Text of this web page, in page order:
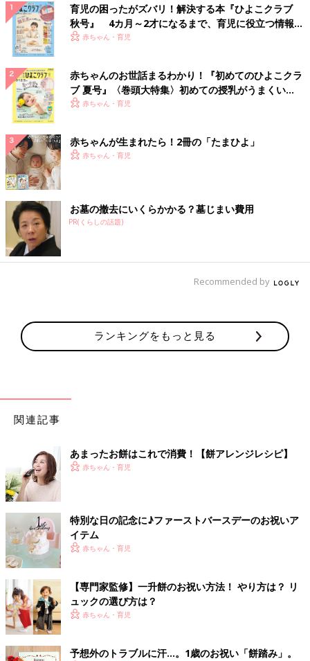
育児の困ったがズバリ！解決する本『ひよこクラブ
秋号』 4カ月～2才になるまで、育児に役立つ情報が
いっぱい！
赤ちゃん・育児
赤ちゃんのお世話まるわかり！『初めてのひよこクラ
ブ 夏号』〈巻頭大特集〉初めての授乳がうまくい
く！ おっぱい・ミルクの基本と夏のトラブル 解決テ
赤ちゃん・育児
赤ちゃんが生まれたら！2冊の「たまひよ」
赤ちゃん・育児
お墓の撤去にいくらかかる？墓じまい費用
PR(くらしの話題)
Recommended by
ランキングをもっと見る
関連記事
あまったお餅はこれで消費！【餅アレンジレシピ】
赤ちゃん・育児
特別な日の記念に♪ファーストバースデーのお祝いア
イテム
赤ちゃん・育児
【専門家監修】一升餅のお祝い方法！ やり方は？ リ
ュックの選び方は？
赤ちゃん・育児
予想外のトラブルに汗…。1歳のお祝い「餅踏み」。